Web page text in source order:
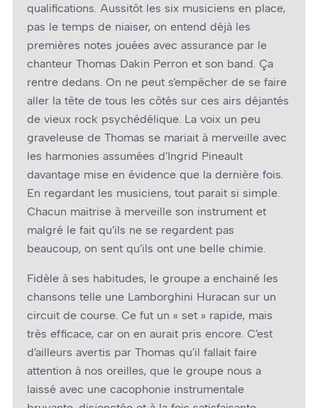
qualifications. Aussitôt les six musiciens en place,
pas le temps de niaiser, on entend déjà les
premières notes jouées avec assurance par le
chanteur Thomas Dakin Perron et son band. Ça
rentre dedans. On ne peut s’empêcher de se faire
aller la tête de tous les côtés sur ces airs déjantés
de vieux rock psychédélique. La voix un peu
graveleuse de Thomas se mariait à merveille avec
les harmonies assumées d’Ingrid Pineault
davantage mise en évidence que la dernière fois.
En regardant les musiciens, tout parait si simple.
Chacun maitrise à merveille son instrument et
malgré le fait qu’ils ne se regardent pas
beaucoup, on sent qu’ils ont une belle chimie.
Fidèle à ses habitudes, le groupe a enchainé les
chansons telle une Lamborghini Huracan sur un
circuit de course. Ce fut un « set » rapide, mais
très efficace, car on en aurait pris encore. C’est
d’ailleurs avertis par Thomas qu’il fallait faire
attention à nos oreilles, que le groupe nous a
laissé avec une cacophonie instrumentale